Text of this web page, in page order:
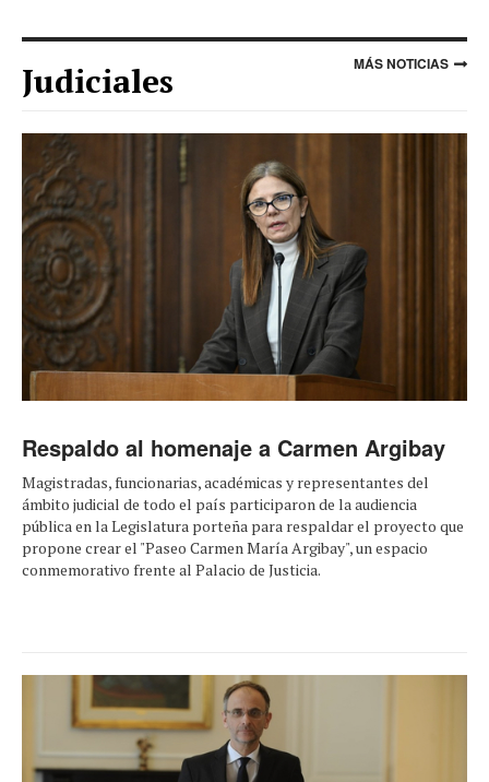
Judiciales MÁS NOTICIAS
Respaldo al homenaje a Carmen Argibay
Magistradas, funcionarias, académicas y representantes del
ámbito judicial de todo el país participaron de la audiencia
pública en la Legislatura porteña para respaldar el proyecto que
propone crear el "Paseo Carmen María Argibay", un espacio
conmemorativo frente al Palacio de Justicia.